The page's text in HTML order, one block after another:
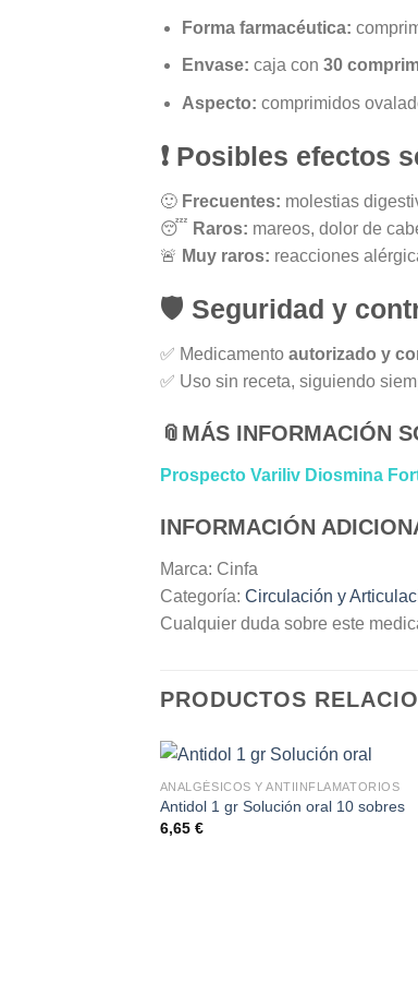
Forma farmacéutica:
Envase: caja con30
Aspecto: comprimidos
❗ Posibles efectos
🙂 Frecuentes: molestias
😴 Raros: mareos, dolor de
🚨 Muy raros: reacciones
🛡️ Seguridad y
✅ Medicamento autorizado y
✅ Uso sin receta, siguiendo
📎 MÁS INFORMACIÓN
Prospecto Variliv Diosmina
INFORMACIÓN
Marca: Cinfa
Categoría: Circulación y
Cualquier duda sobre este
PRODUCTOS
ANALGÉSICOS Y ANTIINFLAMATORIOS
Antidol 1 gr Solución oral 10 sobres
6,65 €